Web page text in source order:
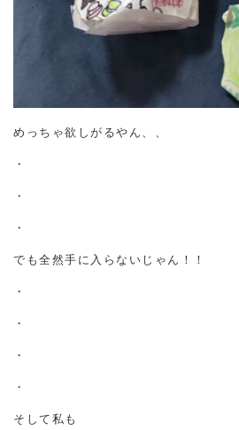
めっちゃ欲しがるやん、、
・
・
・
でも全然手に入らないじゃん！！
・
・
・
・
そして私も